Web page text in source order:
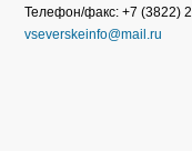
Телефон/факс: +7 (3822)
vseverskeinfo@mail.ru